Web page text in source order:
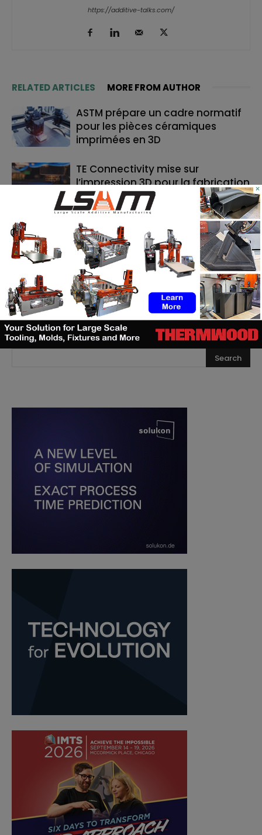
https://additive-talks.com/
RELATED ARTICLES MORE FROM AUTHOR
ASTM prépare un cadre normatif
pour les pièces céramiques
imprimées en 3D
TE Connectivity mise sur
l’impression 3D pour la fabrication
de cathéters
Le bon moment en FA : quand les
fabricants de machines doivent
lancer, et quand les utilisateurs
doivent investir
RECHERCHE
×